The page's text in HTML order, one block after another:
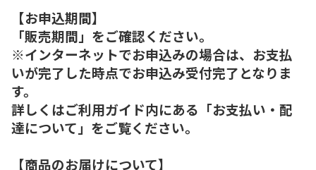
【お申込期間】
「販売期間」をご確認ください。
※インターネットでお申込みの場合は、お支払
いが完了した時点でお申込み受付完了となりま
す。
詳しくはご利用ガイド内にある「お支払い・配
達について」をご覧ください。
【商品のお届けについて】